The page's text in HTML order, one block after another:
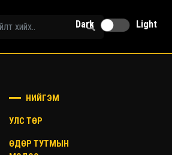
Dark Light
НИЙГЭМ
УЛС ТӨР
ӨДӨР ТУТМЫН